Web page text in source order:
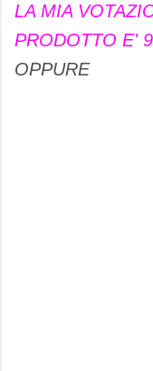
LA MIA
PRODOTTO E' 9
OPPURE